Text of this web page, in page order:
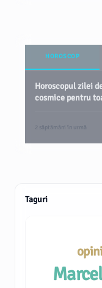
HOROSCOP
Horoscopul zilei
cosmice pentru
2 săptămâni în urmă
Taguri